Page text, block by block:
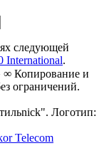
следующей
International.
∞ Копирование и
ограничений.
Логотип:
Telecom